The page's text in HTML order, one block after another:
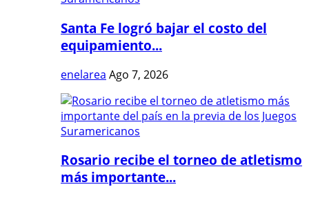
Santa Fe logró bajar el costo del
equipamiento...
enelarea Ago 7, 2026
Rosario recibe el torneo de atletismo
más importante...